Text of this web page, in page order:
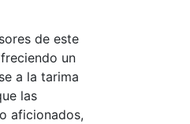
de este
un
a la tarima
las
aficionados,